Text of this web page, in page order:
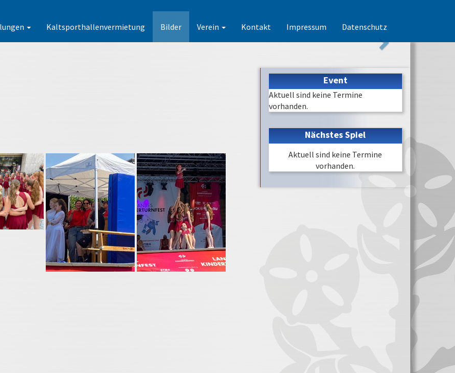
Kaltsporthallenvermietung Bilder Verein Kontakt Impressum Datenschutz
Event
Aktuell sind keine Termine
vorhanden.
Nächstes Spiel
Aktuell sind keine Termine
vorhanden.